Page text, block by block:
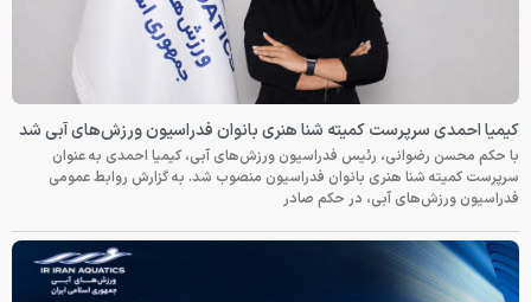
کیمیا احمدی سرپرست کمیته شنا هنری بانوان فدراسیون ورزش‌های آبی شد
با حکم محسن رضوانی، رئیس فدراسیون ورزش‌های آبی، کیمیا احمدی به عنوان
سرپرست کمیته شنا هنری بانوان فدراسیون منصوب شد. به گزارش روابط عمومی
فدراسیون ورزش‌های آبی، در حکم صادر